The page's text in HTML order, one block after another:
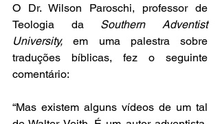
O Dr. Wilson Paroschi, professor de
Teologia da Southern Adventist
University, em uma palestra sobre
traduções bíblicas, fez o seguinte
comentário:
“Mas existem alguns vídeos de um tal